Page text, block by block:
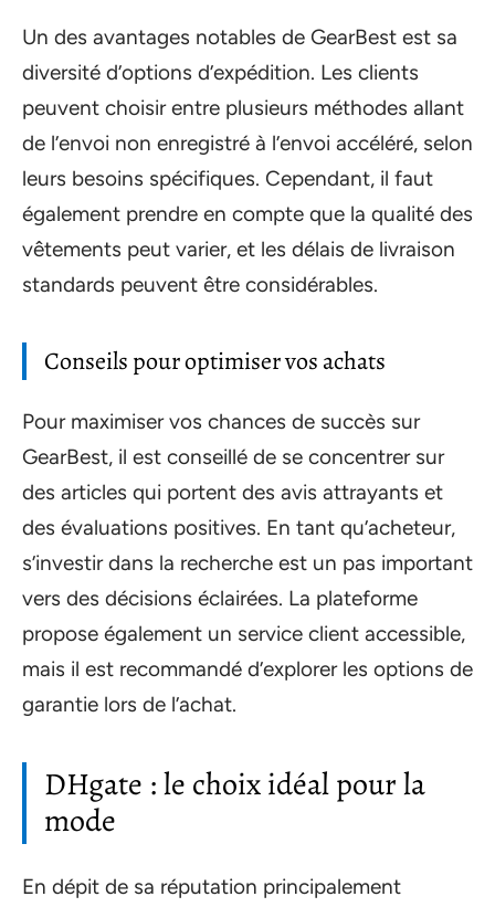
Un des avantages notables de GearBest est sa
diversité d’options d’expédition. Les clients
peuvent choisir entre plusieurs méthodes allant
de l’envoi non enregistré à l’envoi accéléré, selon
leurs besoins spécifiques. Cependant, il faut
également prendre en compte que la qualité des
vêtements peut varier, et les délais de livraison
standards peuvent être considérables.
Conseils pour optimiser vos achats
Pour maximiser vos chances de succès sur
GearBest, il est conseillé de se concentrer sur
des articles qui portent des avis attrayants et
des évaluations positives. En tant qu’acheteur,
s’investir dans la recherche est un pas important
vers des décisions éclairées. La plateforme
propose également un service client accessible,
mais il est recommandé d’explorer les options de
garantie lors de l’achat.
DHgate : le choix idéal pour la
mode
En dépit de sa réputation principalement